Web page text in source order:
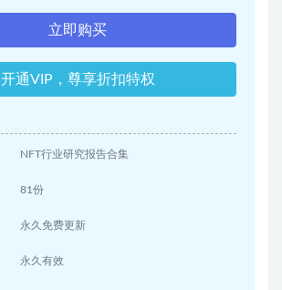
立即购买
开通VIP，尊享折扣特权
NFT行业研究报告合集
81份
永久免费更新
永久有效